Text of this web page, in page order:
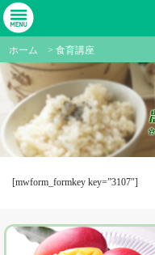
ホーム > 食育講座
[mwform_formkey key=”3107″]